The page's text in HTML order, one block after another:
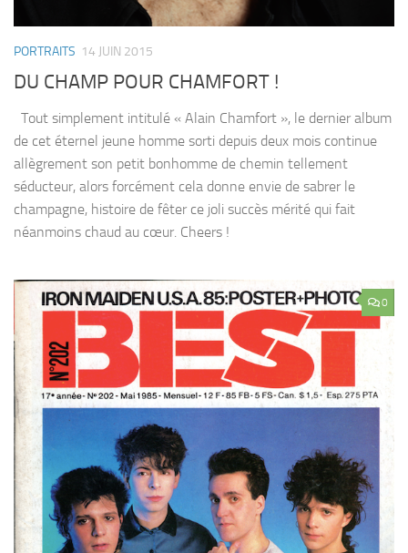
PORTRAITS 14 JUIN 2015
DU CHAMP POUR CHAMFORT !
Tout simplement intitulé « Alain Chamfort », le dernier album
de cet éternel jeune homme sorti depuis deux mois continue
allègrement son petit bonhomme de chemin tellement
séducteur, alors forcément cela donne envie de sabrer le
champagne, histoire de fêter ce joli succès mérité qui fait
néanmoins chaud au cœur. Cheers !
0